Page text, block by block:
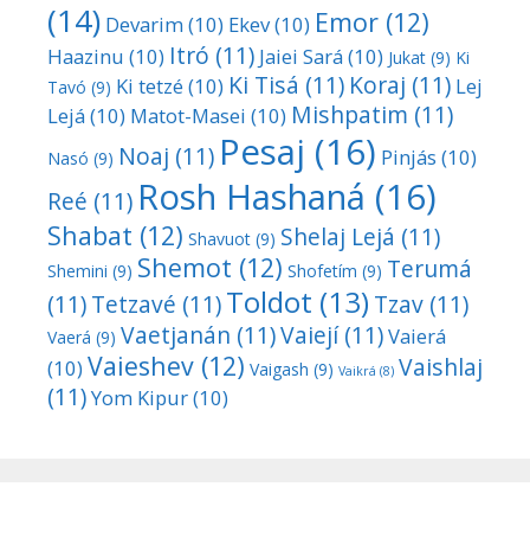
(14) Devarim(10) Ekev(10) Emor (12)
Haazinu (10) Itró (11) Jaiei Sará(10) Jukat (9) Ki
Tavó (9) Ki tetzé(10) Ki Tisá (11) Koraj (11) Lej
Lejá(10) Matot-Masei (10) Mishpatim (11)
Nasó (9) Noaj (11) Pesaj (16) Pinjás (10)
Reé (11) Rosh Hashaná (16)
Shabat (12) Shavuot (9) Shelaj Lejá (11)
Shemini (9) Shemot (12) Shofetím (9) Terumá
(11)Tetzavé (11)Toldot (13) Tzav (11)
Vaerá (9) Vaetjanán (11)Vaiejí(11)Vaierá
(10) Vaieshev (12) Vaigash (9) Vaikrá (8) Vaishlaj
(11)Yom Kipur(10)